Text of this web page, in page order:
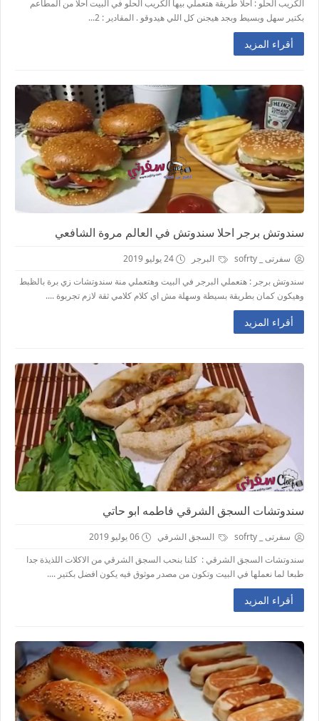
الكريب الحلو : احلا طريقة هتعملي بيها الكريب الحلو في البيت احلا من المطاعم
بكتير سهل وبسيط وبجد هيجنن كل اللي هيدوقو . المقادير : 2...
أقراء المزيد
سندوتش برجر احلا سندوتش في العالم مروة الشافعي
سفرتى _ sofrty البرجر
24 يوليو 2019
سندوتش برجر : هتعملي البرجر في البيت وهتعملي منة سندوتشات زي برة بالظبط
وهيكون كمان بطريقة بسيطة وسهلة مش اي كلام كلامي ثقة لازم تجربوة ....
أقراء المزيد
سندوتشات السجق الشرقي فاطمه ابو حاتي
سفرتى _ sofrty السجق الشرقي
06 يوليو 2019
سندوتشات السجق الشرقي : كلنا بنحب السجق الشرقي من الاكلات اللذيذة جدا
طبعا لما نعملها في البيت وتكون من مصدر موثوق فيه يكون افضل بكتير ....
أقراء المزيد